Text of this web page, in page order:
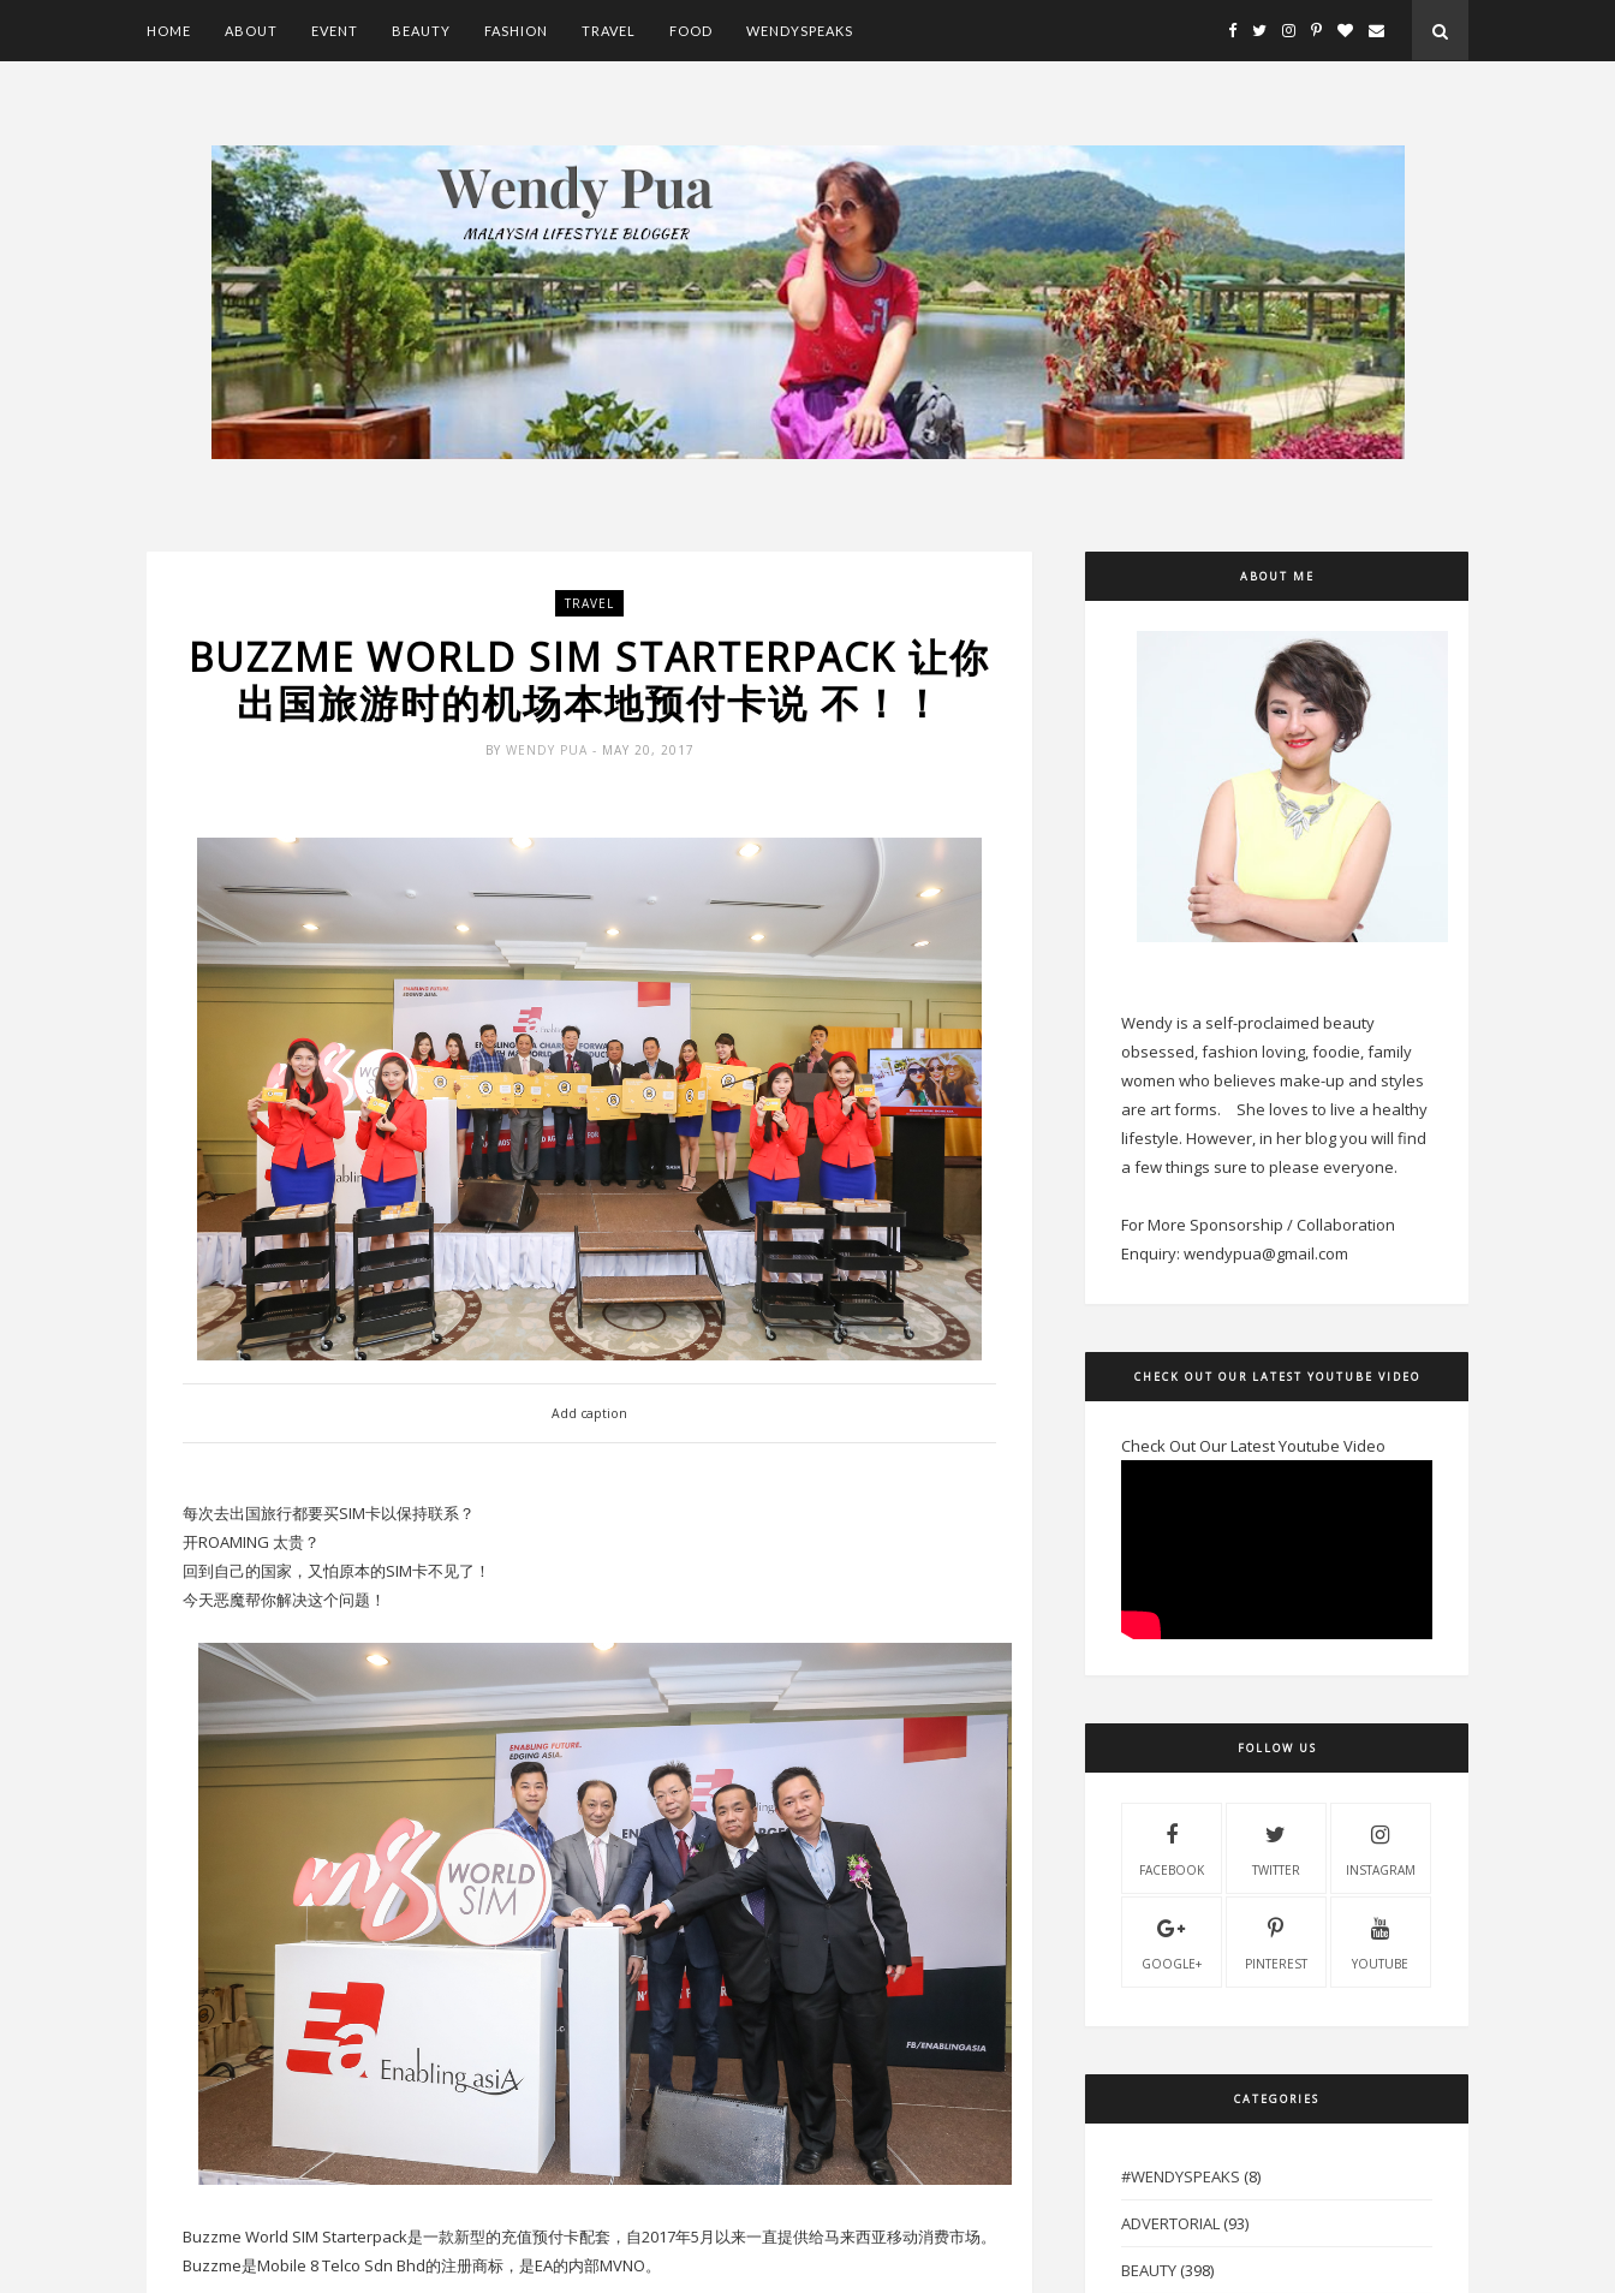
HOME ABOUT EVENT BEAUTY FASHION TRAVEL FOOD WENDYSPEAKS
TRAVEL
BUZZME WORLD SIM STARTERPACK 让你
出国旅游时的机场本地预付卡说 不！！
BY WENDY PUA - MAY 20, 2017
Add caption
每次去出国旅行都要买SIM卡以保持联系？
开ROAMING 太贵？
回到自己的国家，又怕原本的SIM卡不见了！
今天恶魔帮你解决这个问题！
Buzzme World SIM Starterpack是一款新型的充值预付卡配套，自2017年5月以来一直提供给马来西亚移动消费市场。
Buzzme是Mobile 8 Telco Sdn Bhd的注册商标，是EA的内部MVNO。
ABOUT ME
Wendy is a self-proclaimed beauty
obsessed, fashion loving, foodie, family
women who believes make-up and styles
are art forms.
She loves to live a healthy
lifestyle. However, in her blog you will find
a few things sure to please everyone.
For More Sponsorship / Collaboration
Enquiry: wendypua@gmail.com
CHECK OUT OUR LATEST YOUTUBE VIDEO
Check Out Our Latest Youtube Video
FOLLOW US
FACEBOOK TWITTER INSTAGRAM
GOOGLE+ PINTEREST YOUTUBE
CATEGORIES
#WENDYSPEAKS (8)
ADVERTORIAL (93)
BEAUTY (398)